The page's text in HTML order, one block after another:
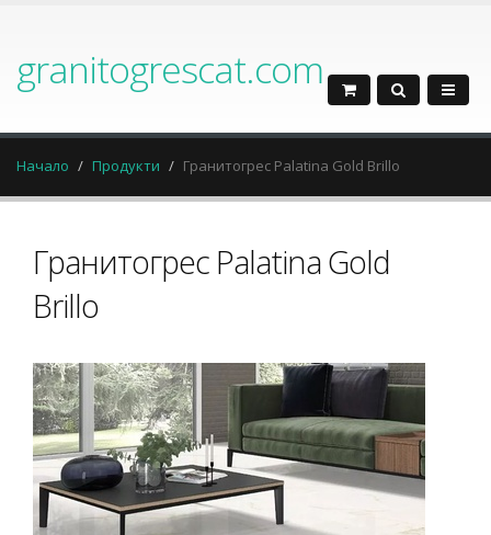
granitogrescat.com
Начало Продукти Гранитогрес Palatina Gold Brillo
Гранитогрес Palatina Gold
Brillo